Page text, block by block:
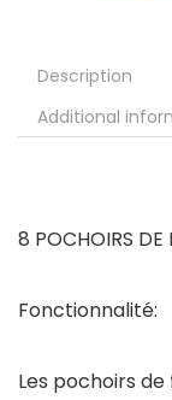
Description
Additional
8 POCHOIRS DE
Fonctionnalité:
Les pochoirs